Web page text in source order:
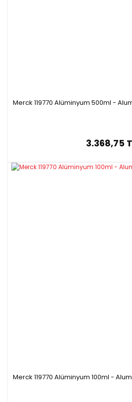
Merck 119770 Alüminyum 500ml -
3.368,75
Merck 119770 Alüminyum 100ml -